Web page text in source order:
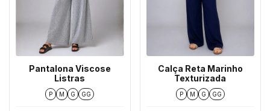
Pantalona Viscose
Listras
P M G GG
Calça Reta Marinho
Texturizada
P M G GG